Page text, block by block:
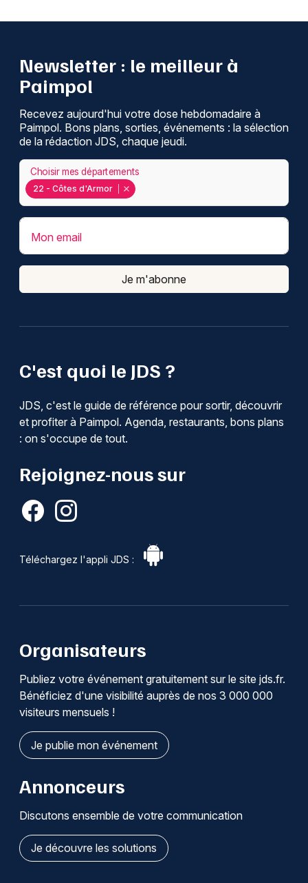
C'est quoi le JDS ?
JDS, c'est le guide de référence pour sortir, découvrir
et profiter à Paimpol. Agenda, restaurants, bons plans
: on s'occupe de tout.
Rejoignez-nous sur
Téléchargez l'appli JDS :
Newsletter : le meilleur à
Paimpol
Recevez aujourd'hui votre dose hebdomadaire à
Paimpol. Bons plans, sorties, événements : la sélection
de la rédaction JDS, chaque jeudi.
22 - Côtes d'Armor
Choisir mes départements
Mon email
Je m'abonne
Organisateurs
Publiez votre événement gratuitement sur le site jds.fr.
Bénéficiez d'une visibilité auprès de nos 3 000 000
visiteurs mensuels !
Je publie mon événement
Annonceurs
Discutons ensemble de votre communication
Je découvre les solutions